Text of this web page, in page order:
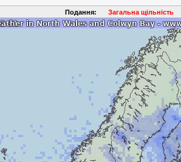
Подання: Загальна щільність